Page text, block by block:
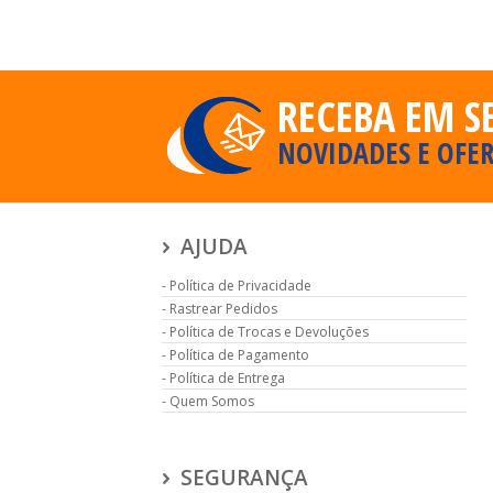
RECEBA EM
NOVIDADES E
AJUDA
Política de Privacidade
Rastrear Pedidos
Política de Trocas e Devoluções
Política de Pagamento
Política de Entrega
Quem Somos
SEGURANÇA